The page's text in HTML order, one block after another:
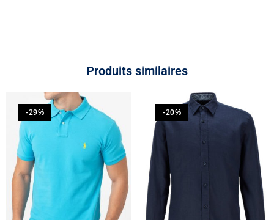
Produits similaires
-29% -20%